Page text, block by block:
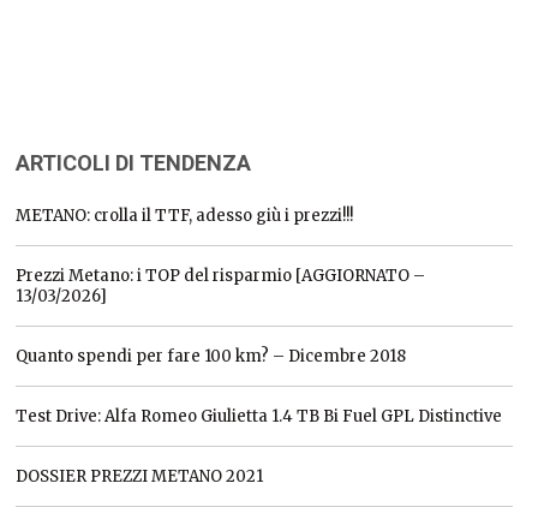
ARTICOLI DI TENDENZA
METANO: crolla il TTF, adesso giù i prezzi!!!
Prezzi Metano: i TOP del risparmio [AGGIORNATO –
13/03/2026]
Quanto spendi per fare 100 km? – Dicembre 2018
Test Drive: Alfa Romeo Giulietta 1.4 TB Bi Fuel GPL Distinctive
DOSSIER PREZZI METANO 2021